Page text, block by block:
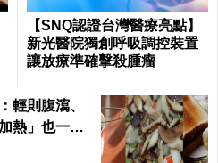
【SNQ認證台灣醫療亮點】
新光醫院獨創呼吸調控裝置
讓放療準確擊殺腫瘤
輕則腹瀉、
熱」也一